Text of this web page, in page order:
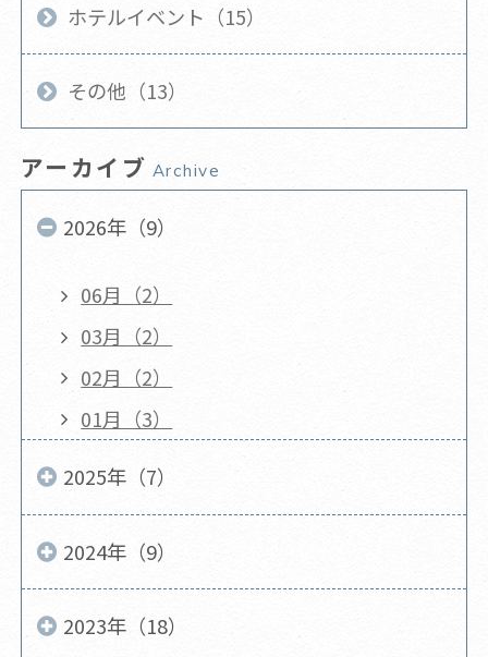
ホテルイベント（15）
その他（13）
アーカイブ Archive
2026年（9）
06月（2）
03月（2）
02月（2）
01月（3）
2025年（7）
2024年（9）
2023年（18）